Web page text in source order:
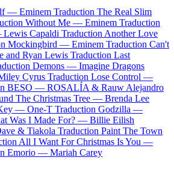
— Eminem Traduction The Real Slim
Without Me — Eminem Traduction
Lewis Capaldi Traduction Another Love
Mockingbird — Eminem Traduction Can't
and Ryan Lewis Traduction Last
Demons — Imagine Dragons
Cyrus Traduction Lose Control —
BESO — ROSALÍA & Rauw Alejandro
The Christmas Tree — Brenda Lee
— One-T Traduction Godzilla —
Was I Made For? — Billie Eilish
& Tiakola Traduction Paint The Town
All I Want For Christmas Is You —
Emorio — Mariah Carey